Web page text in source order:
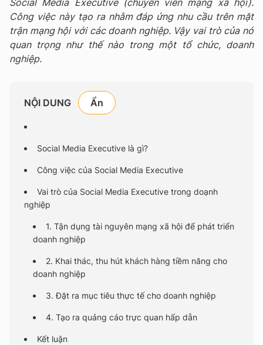
Social Media Executive (chuyên viên mạng xã hội).
Công việc này tạo ra nhằm đáp ứng nhu cầu trên mặt
trận mạng hội với các doanh nghiệp. Vậy vai trò của nó
quan trọng như thế nào trong một tổ chức, doanh
nghiệp.
NỘI DUNG
Social Media Executive là gì?
Công việc của Social Media Executive
Vai trò của Social Media Executive trong doạnh
nghiệp
1. Tận dụng tài nguyên mạng xã hội để phát triển
doanh nghiệp
2. Khai thác, thu hút khách hàng tiềm năng cho
doanh nghiệp
3. Đặt ra mục tiêu thực tế cho doanh nghiệp
4. Tạo ra quảng cáo trực quan hấp dẫn
Kết luận